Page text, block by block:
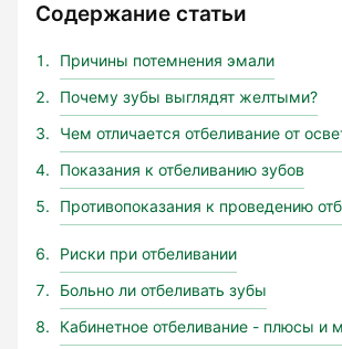
Содержание статьи
Причины потемнения эмали
Почему зубы выглядят желтыми?
Чем отличается отбеливание от
Показания к отбеливанию зубов
Противопоказания к проведению
Риски при отбеливании
Больно ли отбеливать зубы
Кабинетное отбеливание - плюсы и